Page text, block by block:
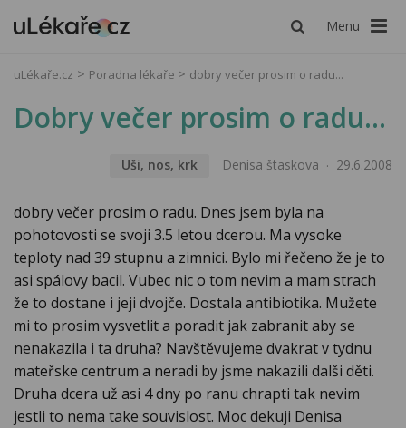
Menu
uLékaře.cz Poradna lékaře dobry večer prosim o radu...
Dobry večer prosim o radu...
Uši, nos, krk Denisa štaskova 29.6.2008
dobry večer prosim o radu. Dnes jsem byla na
pohotovosti se svoji 3.5 letou dcerou. Ma vysoke
teploty nad 39 stupnu a zimnici. Bylo mi řečeno že je to
asi spálovy bacil. Vubec nic o tom nevim a mam strach
že to dostane i jeji dvojče. Dostala antibiotika. Mužete
mi to prosim vysvetlit a poradit jak zabranit aby se
nenakazila i ta druha? Navštěvujeme dvakrat v tydnu
mateřske centrum a neradi by jsme nakazili dalši děti.
Druha dcera už asi 4 dny po ranu chrapti tak nevim
jestli to nema take souvislost. Moc dekuji Denisa